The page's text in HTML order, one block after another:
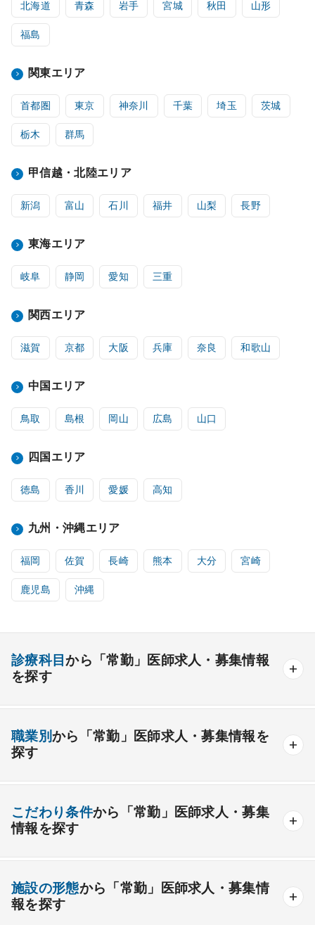
北海道 青森 岩手 宮城 秋田 山形
福島
関東エリア
首都圏 東京 神奈川 千葉 埼玉 茨城
栃木 群馬
甲信越・北陸エリア
新潟 富山 石川 福井 山梨 長野
東海エリア
岐阜 静岡 愛知 三重
関西エリア
滋賀 京都 大阪 兵庫 奈良 和歌山
中国エリア
鳥取 島根 岡山 広島 山口
四国エリア
徳島 香川 愛媛 高知
九州・沖縄エリア
福岡 佐賀 長崎 熊本 大分 宮崎
鹿児島 沖縄
診療科目から「常勤」医師求人・募集情報
を探す
内科系
一般内科 呼吸器内科 消化器内科 循環器内科
老人内科 リウマチ内科 総合診療科
消化器外科
職業別から「常勤」医師求人・募集情報を
探す
こだわり条件から「常勤」医師求人・募集
情報を探す
開業支援あり
施設の形態から「常勤」医師求人・募集情
報を探す